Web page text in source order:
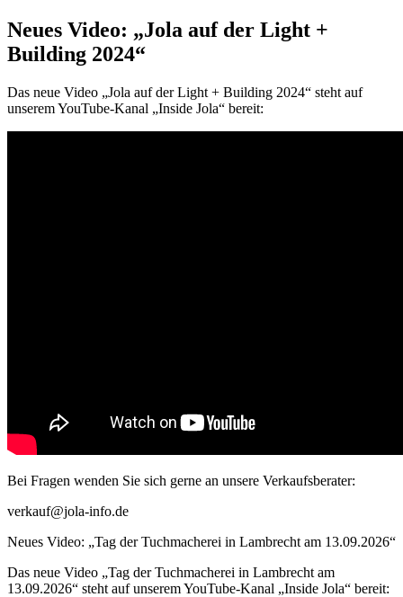
Neues Video: „Jola auf der Light +
Building 2024“
Das neue Video „Jola auf der Light + Building 2024“ steht auf
unserem YouTube-Kanal „Inside Jola“ bereit:
Bei Fragen wenden Sie sich gerne an unsere Verkaufsberater:
verkauf@jola-info.de
Neues Video: „Tag der Tuchmacherei in Lambrecht am 13.09.2026“
Das neue Video „Tag der Tuchmacherei in Lambrecht am
13.09.2026“ steht auf unserem YouTube-Kanal „Inside Jola“ bereit: